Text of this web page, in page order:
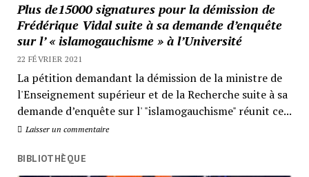
Plus de15000 signatures pour la démission de
Frédérique Vidal suite à sa demande d’enquête
sur l’ « islamogauchisme » à l’Université
22 FÉVRIER 2021
La pétition demandant la démission de la ministre de
l'Enseignement supérieur et de la Recherche suite à sa
demande d’enquête sur l' "islamogauchisme" réunit ce...
Laisser un commentaire
BIBLIOTHÈQUE